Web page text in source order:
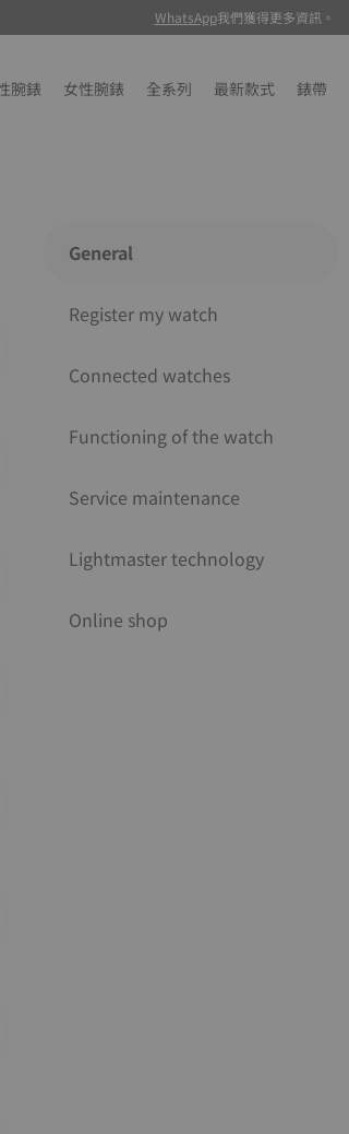
WhatsApp我們獲得更多資訊。
腕錶 女性腕錶 全系列 最新款式 錶帶
General
Register my watch
Connected watches
Functioning of the watch
Service maintenance
Lightmaster technology
Online shop